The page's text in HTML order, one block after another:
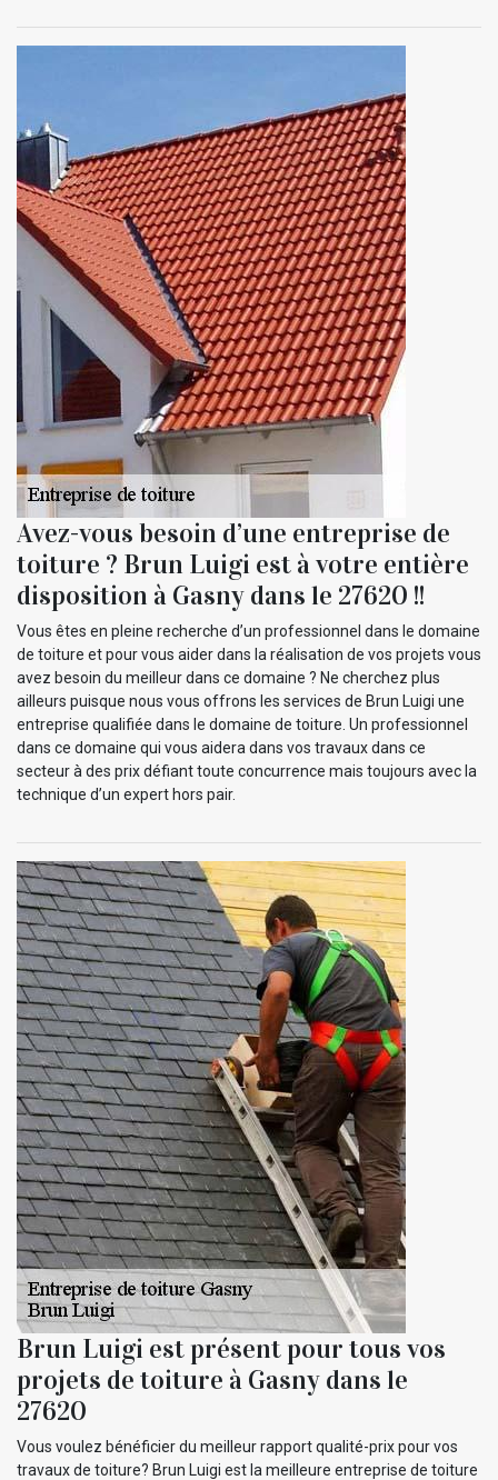
Avez-vous besoin d’une entreprise de
toiture ? Brun Luigi est à votre entière
disposition à Gasny dans le 27620 !!
Vous êtes en pleine recherche d’un professionnel dans le domaine
de toiture et pour vous aider dans la réalisation de vos projets vous
avez besoin du meilleur dans ce domaine ? Ne cherchez plus
ailleurs puisque nous vous offrons les services de Brun Luigi une
entreprise qualifiée dans le domaine de toiture. Un professionnel
dans ce domaine qui vous aidera dans vos travaux dans ce
secteur à des prix défiant toute concurrence mais toujours avec la
technique d’un expert hors pair.
Brun Luigi est présent pour tous vos
projets de toiture à Gasny dans le
27620
Vous voulez bénéficier du meilleur rapport qualité-prix pour vos
travaux de toiture? Brun Luigi est la meilleure entreprise de toiture